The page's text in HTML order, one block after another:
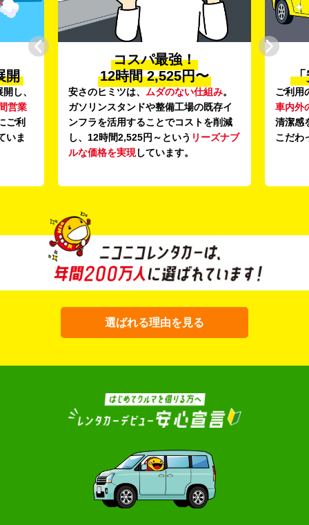
開
し、
営業
ご利
いま
コスパ最強！
12時間 2,525円〜
安さのヒミツは、 ムダのない仕組み。
ガソリンスタンドや整備工場の既存イ
ンフラを活用することでコストを削減
し、12時間2,525円～という リーズナブ
ルな価格を実現しています。
「
ご利用
車内外
清潔感
こだわ
選ばれる理由を見る